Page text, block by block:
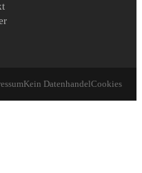
Kein DatenhandelCookies